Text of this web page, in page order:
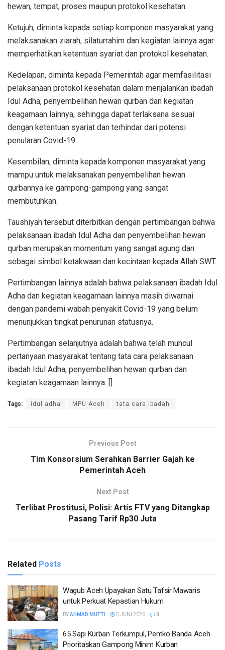
hewan, tempat, proses maupun protokol kesehatan.
Ketujuh, diminta kepada setiap komponen masyarakat yang
melaksanakan ziarah, silaturrahim dan kegiatan lainnya agar
memperhatikan ketentuan syariat dan protokol kesehatan.
Kedelapan, diminta kepada Pemerintah agar memfasilitasi
pelaksanaan protokol kesehatan dalam menjalankan ibadah
Idul Adha, penyembelihan hewan qurban dan kegiatan
keagamaan lainnya, sehingga dapat terlaksana sesuai
dengan ketentuan syariat dan terhindar dari potensi
penularan Covid-19.
Kesembilan, diminta kepada komponen masyarakat yang
mampu untuk melaksanakan penyembelihan hewan
qurbannya ke gampong-gampong yang sangat
membutuhkan.
Taushiyah tersebut diterbitkan dengan pertimbangan bahwa
pelaksanaan ibadah Idul Adha dan penyembelihan hewan
qurban merupakan momentum yang sangat agung dan
sebagai simbol ketakwaan dan kecintaan kepada Allah SWT.
Pertimbangan lainnya adalah bahwa pelaksanaan ibadah Idul
Adha dan kegiatan keagamaan lainnya masih diwarnai
dengan pandemi wabah penyakit Covid-19 yang belum
menunjukkan tingkat penurunan statusnya.
Pertimbangan selanjutnya adalah bahwa telah muncul
pertanyaan masyarakat tentang tata cara pelaksanaan
ibadah Idul Adha, penyembelihan hewan qurban dan
kegiatan keagamaan lainnya. []
Tags: idul adha MPU Aceh tata cara ibadah
Previous Post
Tim Konsorsium Serahkan Barrier Gajah ke
Pemerintah Aceh
Next Post
Terlibat Prostitusi, Polisi: Artis FTV yang Ditangkap
Pasang Tarif Rp30 Juta
Related Posts
Wagub Aceh Upayakan Satu Tafsir Mawaris
untuk Perkuat Kepastian Hukum
BYAHMAD MUFTI 5 JUNI 2026 0
65 Sapi Kurban Terkumpul, Pemko Banda Aceh
Prioritaskan Gampong Minim Kurban